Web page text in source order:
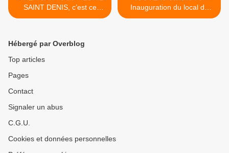
SAINT DENIS, c’est ce
matin
Inauguration du local de
l’US.CARS 78 >
Hébergé par Overblog
Top articles
Pages
Contact
Signaler un abus
C.G.U.
Cookies et données personnelles